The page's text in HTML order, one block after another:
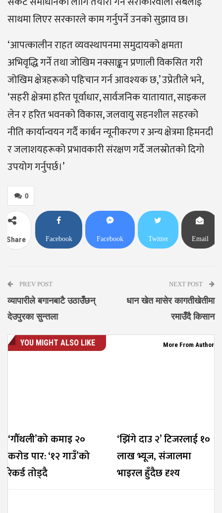
साथमा लिएर सरकारले काम गर्नुपर्ने उनको सुझाव छ।
‘आपत्कालीन राहत व्यवस्थापनमा समुदायको क्षमता
अभिवृद्धि गर्ने तथा जोखिम नक्साङ्कन प्रणाली विकसित गरी
जोखिम क्षेत्रहरूको पहिचान गर्न आवश्यक छ,’ उप्रेतीले भने,
‘सहरी क्षेत्रमा हरित पूर्वाधार, सार्वजनिक यातायात, साइकल
लेन र हरित भवनको विकास, जलवायु सहनशील सहरको
नीति कार्यान्वयन गर्दै कार्बन न्यूनीकरण र अन्य क्षेत्रमा हिमनदी
र जलाशयहरूको प्रभावकारी संरक्षण गर्दै जलस्रोतको दिगो
उपयोग गर्नुपर्छ।’
0
Share Facebook Facebook Twitter Email
PREV POST
व्यापारीले बगानबाटै उठाउँछन्
देउपुरका सुन्तला
NEXT POST
धान खेत मासेर कागतीखेतीमा
रमाउँदै किसान
YOU MIGHT ALSO LIKE More From Author
‘गौँथली’को कमाइ २०
करोड पार: ‘१२ गाउँ’को
रेकर्ड तोड्दै
‘झिंगे दाउ २’ टिजरलाई १०
लाख भ्यूज, संजालमा
भाइरल हुँदैछ दृश्य